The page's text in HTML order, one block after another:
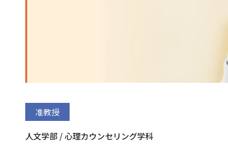
准教授
人文学部 / 心理カウンセリング学科